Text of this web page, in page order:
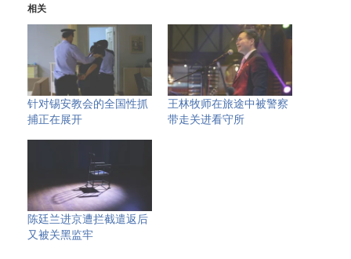
相关
针对锡安教会的全国性抓
捕正在展开
王林牧师在旅途中被警察
带走关进看守所
陈廷兰进京遭拦截遣返后
又被关黑监牢